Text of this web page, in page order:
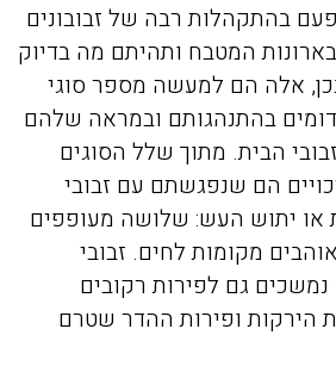
בהתקהלות רבה של זבובונים
המטבח ותהיתם מה בדיוק
אלה הם למעשה מספר סוגי
בהתנהגותם ובמראה שלהם
הבית. מתוך שלל הסוגים
הם שנפגשתם עם זבובי
או יתוש העש: שלושה מעופפים
מקומות לחים. זבובי
גם לפירות רקובים
הירקות ופירות ההדר שטרם